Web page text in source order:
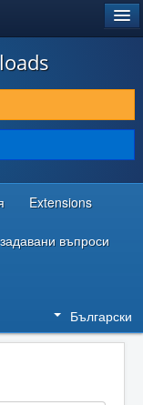
Extensions
въпроси
Български